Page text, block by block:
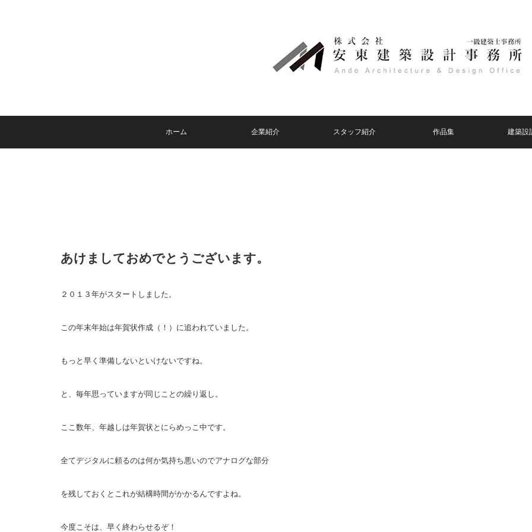
ホーム 企業紹介 スタッフ紹介 作品集 建築設
あけましておめでとうございます。
２０１３年がスタートしました。
この年末年始は年賀状作成（！）に追われていました。
もっと早く準備しないといけないですね。
と、毎年思っていますが同じことの繰り返し。
ここ数年、年越しは年賀状とにらめっこ中です。
全てデジタルに頼るのは何か気持ち悪いのでアナログな部分
を残しておくとこれが結構時間がかかるんですよね。
今度こそは、早く終わらせるぞ！